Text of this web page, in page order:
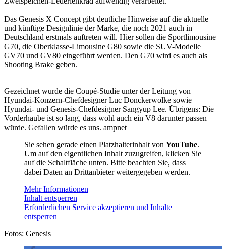
Das Genesis X Concept gibt deutliche Hinweise auf die aktuelle
und künftige Designlinie der Marke, die noch 2021 auch in
Deutschland erstmals auftreten will. Hier sollen die Sportlimousine
G70, die Oberklasse-Limousine G80 sowie die SUV-Modelle
GV70 und GV80 eingeführt werden. Den G70 wird es auch als
Shooting Brake geben.
Gezeichnet wurde die Coupé-Studie unter der Leitung von
Hyundai-Konzern-Chefdesigner Luc Donckerwolke sowie
Hyundai- und Genesis-Chefdesigner Sangyup Lee. Übrigens: Die
Vorderhaube ist so lang, dass wohl auch ein V8 darunter passen
würde. Gefallen würde es uns. ampnet
Sie sehen gerade einen Platzhalterinhalt von YouTube.
Um auf den eigentlichen Inhalt zuzugreifen, klicken Sie
auf die Schaltfläche unten. Bitte beachten Sie, dass
dabei Daten an Drittanbieter weitergegeben werden.
Mehr Informationen
Inhalt entsperren
Erforderlichen Service akzeptieren und Inhalte
entsperren
Fotos: Genesis